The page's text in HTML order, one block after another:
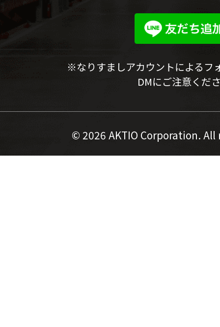
※なりすましアカウントによるフ
DMにご注意くだ
© 2026 AKTIO Corporation.